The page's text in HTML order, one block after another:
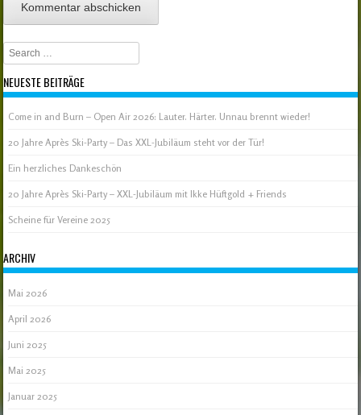
Search
NEUESTE BEITRÄGE
Come in and Burn – Open Air 2026: Lauter. Härter. Unnau brennt wieder!
20 Jahre Après Ski-Party – Das XXL-Jubiläum steht vor der Tür!
Ein herzliches Dankeschön
20 Jahre Après Ski-Party – XXL-Jubiläum mit Ikke Hüftgold + Friends
Scheine für Vereine 2025
ARCHIV
Mai 2026
April 2026
Juni 2025
Mai 2025
Januar 2025